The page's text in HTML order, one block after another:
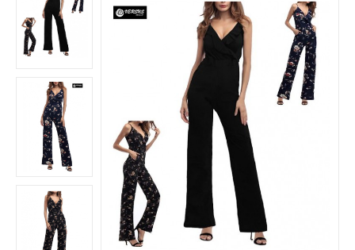
UOMO
DANZA
BAMBINA
BAMBINO
DONNA
UOMO
SPETTACOLO